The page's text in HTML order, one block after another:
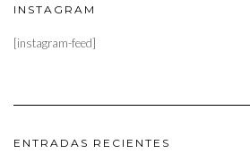
INSTAGRAM
[instagram-feed]
ENTRADAS RECIENTES